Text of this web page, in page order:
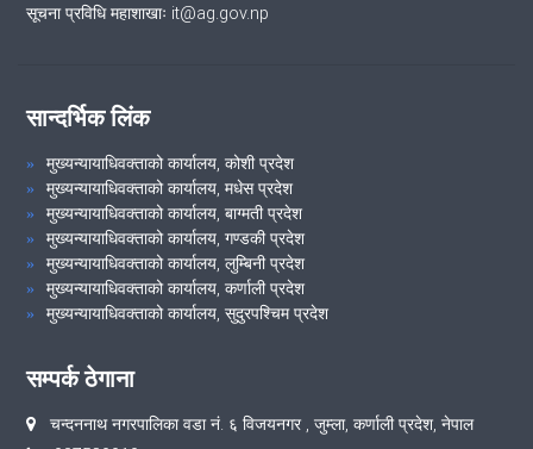
सूचना प्रविधि महाशाखाः it@ag.gov.np
सान्दर्भिक लिंक
मुख्यन्यायाधिवक्ताको कार्यालय, कोशी प्रदेश
मुख्यन्यायाधिवक्ताको कार्यालय, मधेस प्रदेश
मुख्यन्यायाधिवक्ताको कार्यालय, बाग्मती प्रदेश
मुख्यन्यायाधिवक्ताको कार्यालय, गण्डकी प्रदेश
मुख्यन्यायाधिवक्ताको कार्यालय, लुम्बिनी प्रदेश
मुख्यन्यायाधिवक्ताको कार्यालय, कर्णाली प्रदेश
मुख्यन्यायाधिवक्ताको कार्यालय, सुदुरपश्चिम प्रदेश
सम्पर्क ठेगाना
चन्दननाथ नगरपालिका वडा नं. ६ विजयनगर , जुम्ला, कर्णाली प्रदेश, नेपाल